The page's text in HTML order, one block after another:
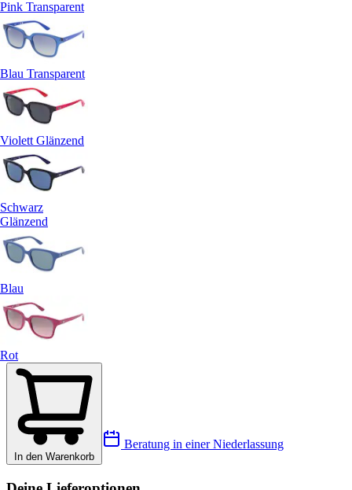
Pink Transparent
Blau Transparent
Violett Glänzend
Schwarz
Glänzend
Blau
Rot
In den Warenkorb
Beratung in einer Niederlassung